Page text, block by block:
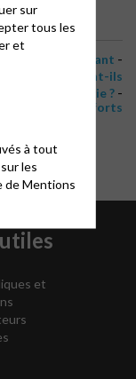
pour le vivant -
chrétiens doivent-ils
et l'écologie ? -
Préparer temps forts
et
sur
tous les
et
à tout
les
deMentions